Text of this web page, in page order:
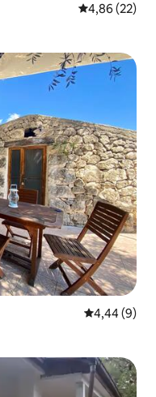
4,86 de uma
4,86 (22)
4,44 de uma
4,44 (9)